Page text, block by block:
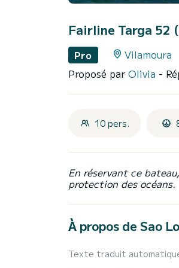
Fairline Targa 52
Pro
Vilamoura
Proposé par Olivia -
10 pers.
En réservant ce
protection des océans.
À propos de Sao
Texte traduit